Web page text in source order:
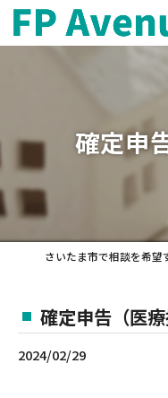
確定申
確定申告（医療
2024/02/29